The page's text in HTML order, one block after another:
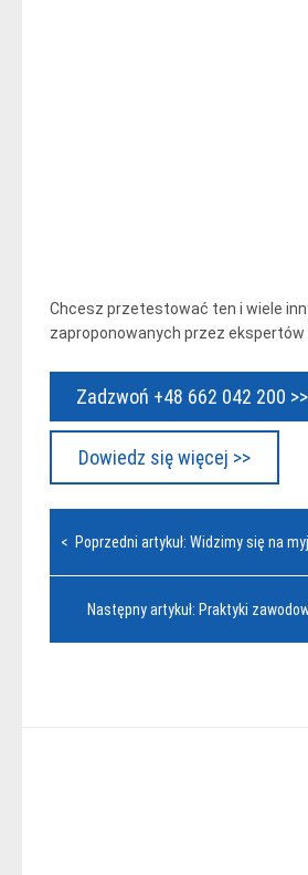
Chcesz przetestować ten i wiele
zaproponowanych przez ekspertów
Zadzwoń +48 662 042 200 >>
Dowiedz się więcej >>
Nawigacja
< Poprzedni artykuł: Widzimy się na
Następny artykuł: Praktyki